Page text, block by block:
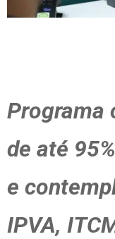
Programa
de até
e
IPVA,